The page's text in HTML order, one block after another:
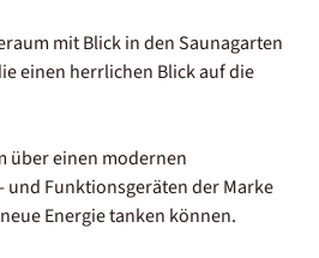
mit Blick in den Saunagarten
einen herrlichen Blick auf die
über einen modernen
und Funktionsgeräten der Marke
Energie tanken können.